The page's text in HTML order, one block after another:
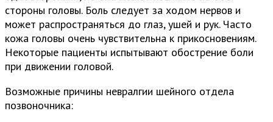
стороны головы. Боль следует за ходом нервов и
может распространяться до глаз, ушей и рук. Часто
кожа головы очень чувствительна к прикосновениям.
Некоторые пациенты испытывают обострение боли
при движении головой.
Возможные причины невралгии шейного отдела
позвоночника: